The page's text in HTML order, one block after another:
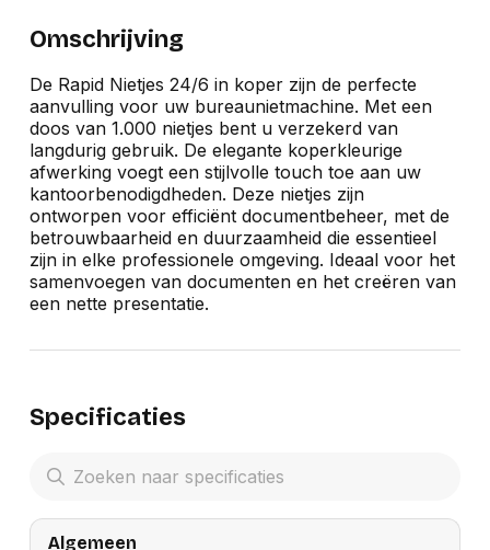
Omschrijving
De Rapid Nietjes 24/6 in koper zijn de perfecte
aanvulling voor uw bureaunietmachine. Met een
doos van 1.000 nietjes bent u verzekerd van
langdurig gebruik. De elegante koperkleurige
afwerking voegt een stijlvolle touch toe aan uw
kantoorbenodigdheden. Deze nietjes zijn
ontworpen voor efficiënt documentbeheer, met de
betrouwbaarheid en duurzaamheid die essentieel
zijn in elke professionele omgeving. Ideaal voor het
samenvoegen van documenten en het creëren van
een nette presentatie.
Specificaties
Algemeen